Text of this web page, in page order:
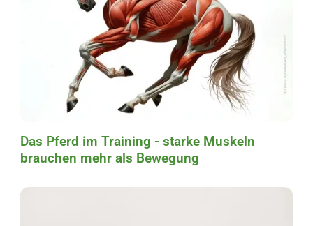
Das Pferd im Training - starke Muskeln
brauchen mehr als Bewegung